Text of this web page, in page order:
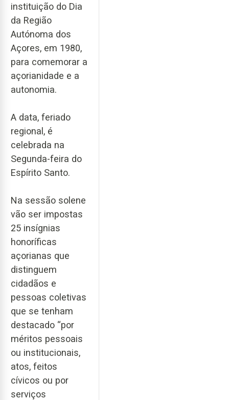
instituição do Dia
da Região
Autónoma dos
Açores, em 1980,
para comemorar a
açorianidade e a
autonomia.
A data, feriado
regional, é
celebrada na
Segunda-feira do
Espírito Santo.
Na sessão solene
vão ser impostas
25 insígnias
honoríficas
açorianas que
distinguem
cidadãos e
pessoas coletivas
que se tenham
destacado “por
méritos pessoais
ou institucionais,
atos, feitos
cívicos ou por
serviços